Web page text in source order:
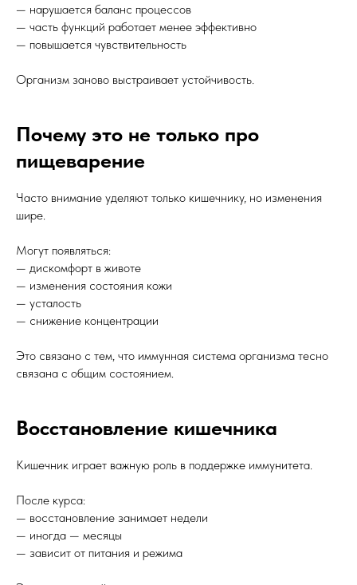
— нарушается баланс процессов
— часть функций работает менее эффективно
— повышается чувствительность
Организм заново выстраивает устойчивость.
Почему это не только про
пищеварение
Часто внимание уделяют только кишечнику, но изменения
шире.
Могут появляться:
— дискомфорт в животе
— изменения состояния кожи
— усталость
— снижение концентрации
Это связано с тем, что иммунная система организма тесно
связана с общим состоянием.
Восстановление кишечника
Кишечник играет важную роль в поддержке иммунитета.
После курса:
— восстановление занимает недели
— иногда — месяцы
— зависит от питания и режима